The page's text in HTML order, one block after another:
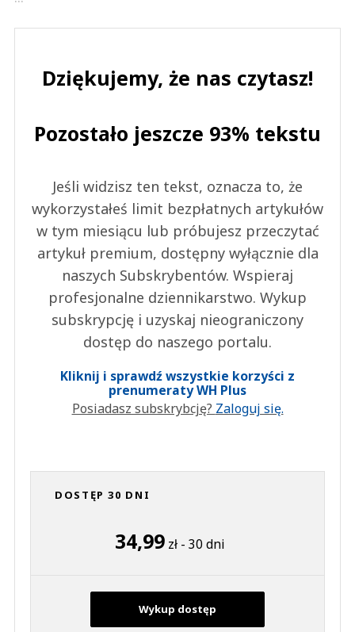
Dziękujemy, że nas czytasz!
Pozostało jeszcze 93% tekstu
Jeśli widzisz ten tekst, oznacza to, że
wykorzystałeś limit bezpłatnych artykułów
w tym miesiącu lub próbujesz przeczytać
artykuł premium, dostępny wyłącznie dla
naszych Subskrybentów. Wspieraj
profesjonalne dziennikarstwo. Wykup
subskrypcję i uzyskaj nieograniczony
dostęp do naszego portalu.
Kliknij i sprawdź wszystkie korzyści z
prenumeraty WH Plus
Posiadasz subskrybcję? Zaloguj się.
DOSTĘP 30 DNI
34,99 zł - 30 dni
Wykup dostęp